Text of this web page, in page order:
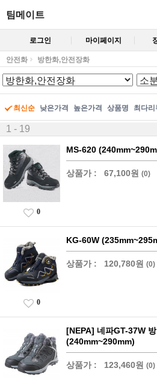
팀메이트
로그인 마이페이지
안전화 방한화,안전장화
최신순 낮은가격 높은가격 상품명 최다리
1 - 19
MS-620
상품가 : 67,100원 (0)
0
KG-60W
상품가 : 120,780원 (0)
0
[NEPA] 네파GT-37W
(240mm~290mm)
상품가 : 123,460원 (0)